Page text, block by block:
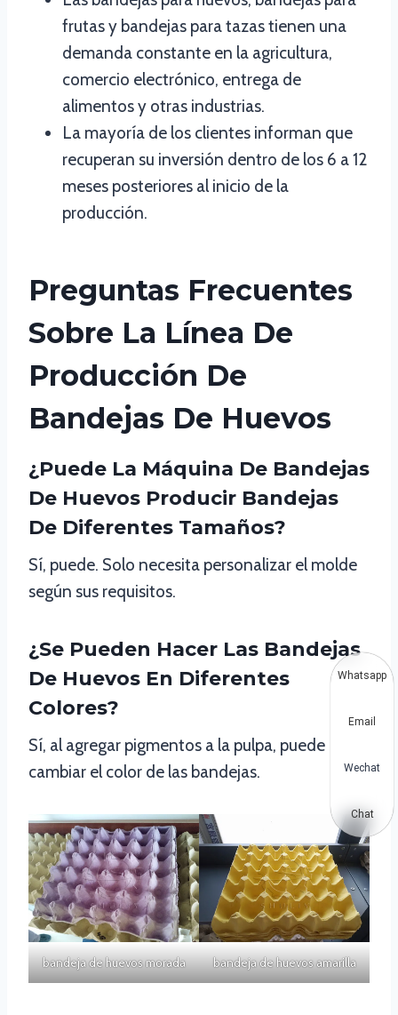
frutas y bandejas para tazas tienen una
demanda constante en la agricultura,
comercio electrónico, entrega de
alimentos y otras industrias.
La mayoría de los clientes informan que
recuperan su inversión dentro de los 6 a 12
meses posteriores al inicio de la
producción.
Preguntas Frecuentes
Sobre La Línea De
Producción De
Bandejas De Huevos
¿Puede La Máquina De Bandejas
De Huevos Producir Bandejas
De Diferentes Tamaños?
Sí, puede. Solo necesita personalizar el molde
según sus requisitos.
¿Se Pueden Hacer Las Bandejas
De Huevos En Diferentes
Colores?
Sí, al agregar pigmentos a la pulpa, puede
cambiar el color de las bandejas.
bandeja de huevos morada bandeja de huevos amarilla
Whatsapp
Email
Wechat
Chat